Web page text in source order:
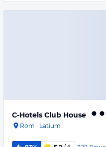
C-Hotels Club House
Rom · Latium